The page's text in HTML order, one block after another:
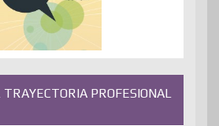
PROFESIONAL